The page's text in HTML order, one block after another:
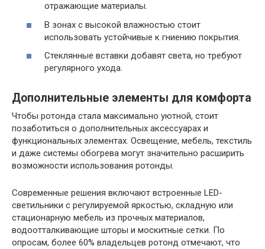
отражающие материалы.
В зонах с высокой влажностью стоит
использовать устойчивые к гниению покрытия.
Стеклянные вставки добавят света, но требуют
регулярного ухода.
Дополнительные элементы для комфорта
Чтобы ротонда стала максимально уютной, стоит
позаботиться о дополнительных аксессуарах и
функциональных элементах. Освещение, мебель, текстиль
и даже системы обогрева могут значительно расширить
возможности использования ротонды.
Современные решения включают встроенные LED-
светильники с регулируемой яркостью, складную или
стационарную мебель из прочных материалов,
водоотталкивающие шторы и москитные сетки. По
опросам, более 60% владельцев ротонд отмечают, что